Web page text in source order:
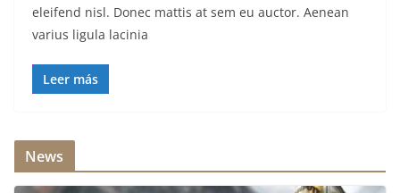
eleifend nisl. Donec mattis at sem eu auctor. Aenean
varius ligula lacinia
Leer más
News